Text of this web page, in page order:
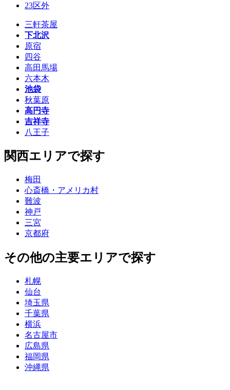
23区外
三軒茶屋
下北沢
原宿
四谷
高田馬場
六本木
池袋
秋葉原
高円寺
吉祥寺
八王子
関西エリアで探す
梅田
心斎橋・アメリカ村
難波
神戸
三宮
京都府
その他の主要エリアで探す
札幌
仙台
埼玉県
千葉県
横浜
名古屋市
広島県
福岡県
沖縄県